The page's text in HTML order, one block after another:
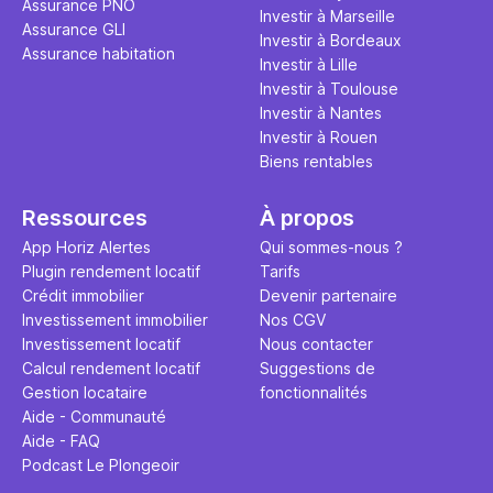
Assurance PNO
Assurance GLI
Assurance habitation
Investir à Marseille
Investir à Bordeaux
Investir à Lille
Investir à Toulouse
Investir à Nantes
Investir à Rouen
Biens rentables
Ressources
App Horiz Alertes
Plugin rendement locatif
Crédit immobilier
Investissement immobilier
Investissement locatif
Calcul rendement locatif
Gestion locataire
Aide - Communauté
Aide - FAQ
Podcast Le Plongeoir
À propos
Qui sommes-nous ?
Tarifs
Devenir partenaire
Nos CGV
Nous contacter
Suggestions de
fonctionnalités